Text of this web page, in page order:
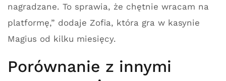
nagradzane. To sprawia, że chętnie wracam na
platformę,” dodaje Zofia, która gra w kasynie
Magius od kilku miesięcy.
Porównanie z innymi